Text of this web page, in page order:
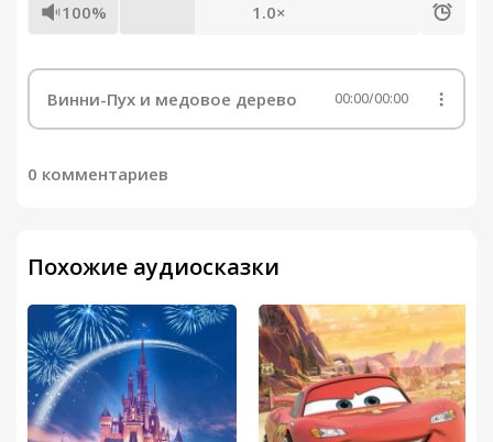
100% 1.0×
Винни-Пух и медовое дерево 00:00/00:00
0 комментариев
Похожие аудиосказки